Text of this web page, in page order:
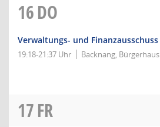
16DO
Verwaltungs- und Finanzausschuss
19:18-21:37 Uhr Backnang, Bürgerhaus
17FR